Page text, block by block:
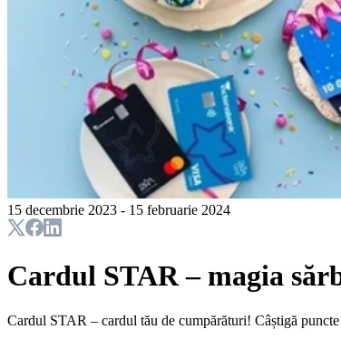
15 decembrie 2023 - 15 februarie 2024
Cardul STAR – magia
Cardul STAR – cardul tău de cumpărături! Câștigă